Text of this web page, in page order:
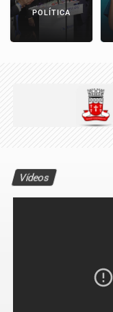
POLÍTICA
Vídeos